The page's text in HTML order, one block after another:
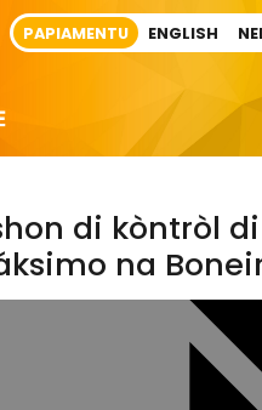
PAPIAMENTU ENGLISH
di kòntròl di
na